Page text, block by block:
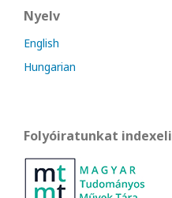
Nyelv
English
Hungarian
Folyóiratunkat indexeli